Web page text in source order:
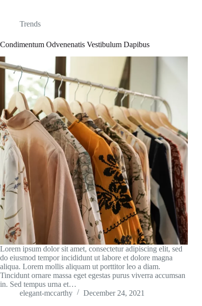
Trends
Condimentum Odvenenatis Vestibulum Dapibus
Lorem ipsum dolor sit amet, consectetur adipiscing elit, sed
do eiusmod tempor incididunt ut labore et dolore magna
aliqua. Lorem mollis aliquam ut porttitor leo a diam.
Tincidunt ornare massa eget egestas purus viverra accumsan
in. Sed tempus urna et…
elegant-mccarthy
December 24, 2021